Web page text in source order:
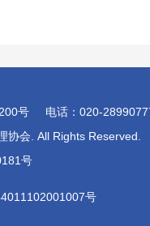
200号 电话：020-
协会. All Rights Reserved.
号
号